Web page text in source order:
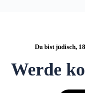
Du bist jüdisch,
Werde